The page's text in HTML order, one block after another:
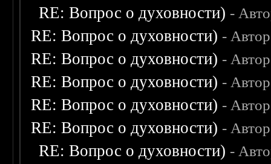
RE: Вопрос о духовности) -
RE: Вопрос о духовности) -
RE: Вопрос о духовности) -
RE: Вопрос о духовности) -
RE: Вопрос о духовности) -
RE: Вопрос о духовности) -
RE: Вопрос о духовности) -